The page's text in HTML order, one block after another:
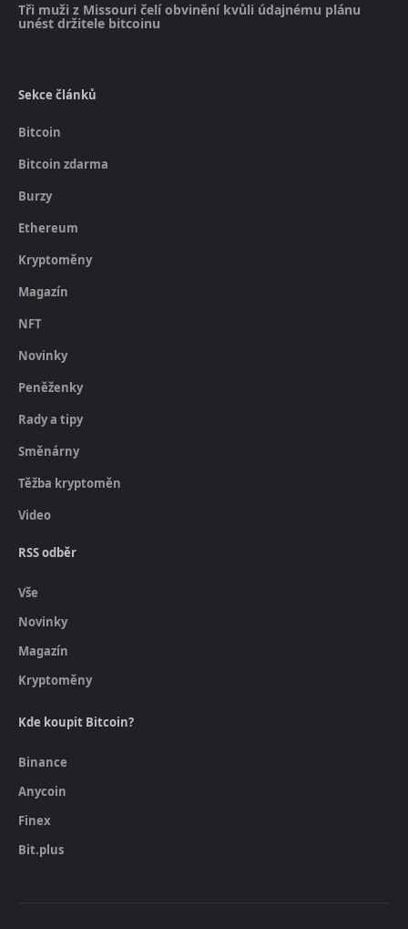
Tři muži z Missouri čelí obvinění kvůli údajnému plánu
unést držitele bitcoinu
Sekce článků
Bitcoin
Bitcoin zdarma
Burzy
Ethereum
Kryptoměny
Magazín
NFT
Novinky
Peněženky
Rady a tipy
Směnárny
Těžba kryptoměn
Video
RSS odběr
Vše
Novinky
Magazín
Kryptoměny
Kde koupit Bitcoin?
Binance
Anycoin
Finex
Bit.plus